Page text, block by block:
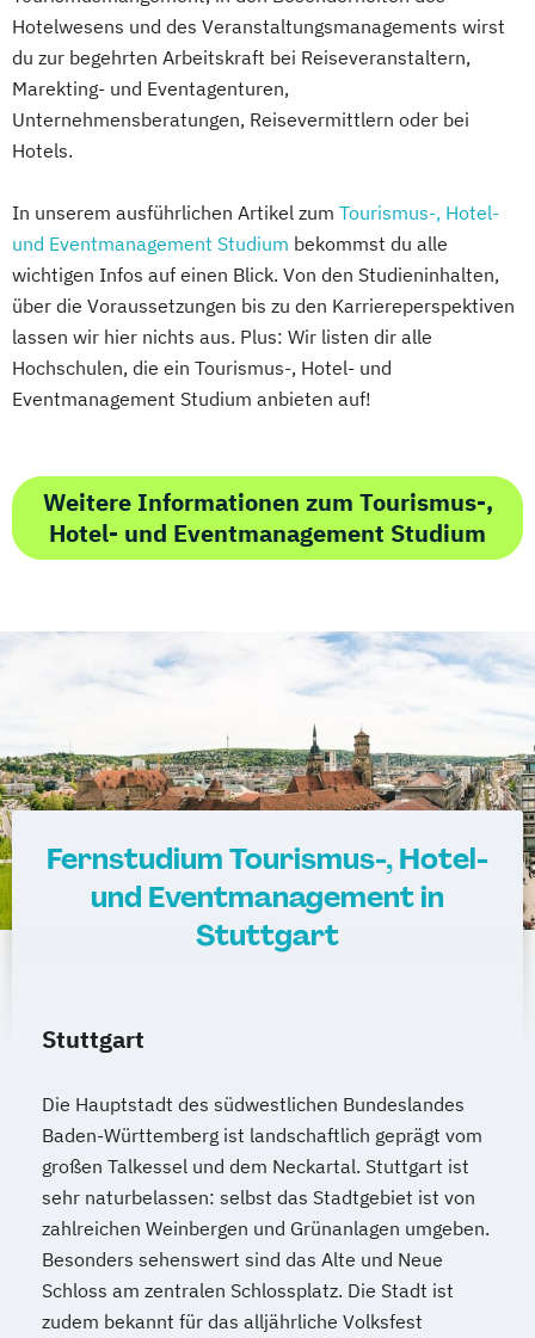
Hotelwesens und des Veranstaltungsmanagements wirst
du zur begehrten Arbeitskraft bei Reiseveranstaltern,
Marekting- und Eventagenturen,
Unternehmensberatungen, Reisevermittlern oder bei
Hotels.
In unserem ausführlichen Artikel zum Tourismus-, Hotel-
und Eventmanagement Studium bekommst du alle
wichtigen Infos auf einen Blick. Von den Studieninhalten,
über die Voraussetzungen bis zu den Karriereperspektiven
lassen wir hier nichts aus. Plus: Wir listen dir alle
Hochschulen, die ein Tourismus-, Hotel- und
Eventmanagement Studium anbieten auf!
Weitere Informationen zum Tourismus-,
Hotel- und Eventmanagement Studium
Fernstudium Tourismus-, Hotel-
und Eventmanagement in
Stuttgart
Stuttgart
Die Hauptstadt des südwestlichen Bundeslandes
Baden-Württemberg ist landschaftlich geprägt vom
großen Talkessel und dem Neckartal. Stuttgart ist
sehr naturbelassen: selbst das Stadtgebiet ist von
zahlreichen Weinbergen und Grünanlagen umgeben.
Besonders sehenswert sind das Alte und Neue
Schloss am zentralen Schlossplatz. Die Stadt ist
zudem bekannt für das alljährliche Volksfest